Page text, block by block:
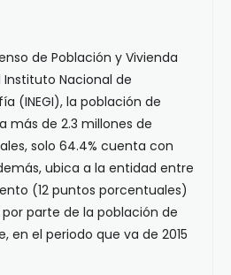
de Población y Vivienda
Instituto Nacional de
(INEGI), la población de
más de 2.3 millones de
solo 64.4% cuenta con
ubica a la entidad entre
(12 puntos porcentuales)
parte de la población de
en el periodo que va de 2015